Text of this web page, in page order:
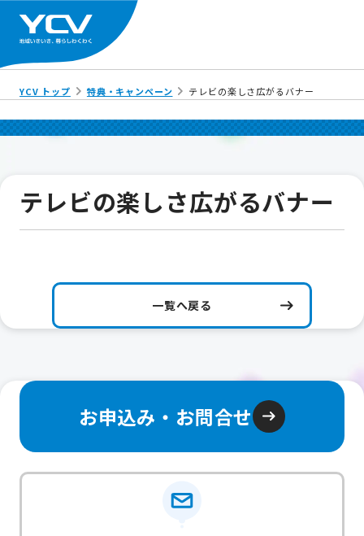
YCV トップ 特典・キャンペーン テレビの楽しさ広がるバナー
テレビの楽しさ広がるバナー
一覧へ戻る
お申込み・お問合せ